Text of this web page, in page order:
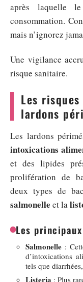
après laquelle
consommation.
mais n’ignorez
Une vigilance
risque sanitaire.
Les
lardons
Les lardons
intoxications
et des lipides
prolifération de
deux types de
salmonelle et la
Les
Salmonelle :
d’intoxications
tels que
Listeria : Plus